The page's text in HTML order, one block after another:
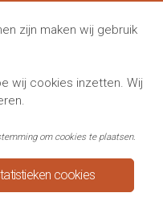
cookies
zijn maken wij gebruik
wij cookies inzetten. Wij
om cookies te plaatsen.